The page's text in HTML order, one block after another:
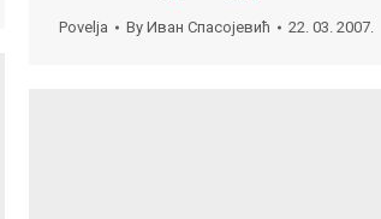
Povelja By Иван Спасојевић 22. 03. 2007.